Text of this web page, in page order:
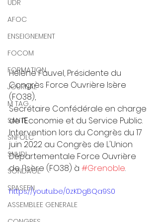
UDR
AFOC
ENSEIGNEMENT
FOCOM
FORMATION
JOURNAL
M TAG
SANTE
SNFOLC
SNUDI
SONDAGE
SPASEEN
ASSEMBLEE GENERALE
Hélène Fauvel, Présidente du
Congrès Force Ouvrière Isère
(FO38),
Secrétaire Confédérale en charge
de l’Economie et du Service Public.
Intervention lors du Congrès du 17
juin 2022 au Congrès de L'Union
Départementale Force Ouvrière
de l'Isère (FO38) à #Grenoble.
https://youtu.be/0zKDgBQa9S0